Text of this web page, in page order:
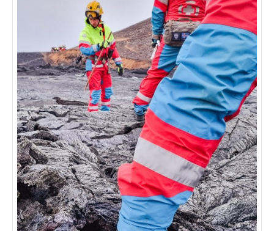
Лента комментариев
WordPress.org